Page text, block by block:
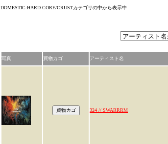
DOMESTIC:HARD CORE/CRUSTカテゴリの中から表示中
写真 買物カゴ アーティスト名
324 // SWARRRM